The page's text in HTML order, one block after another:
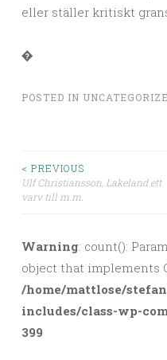
eller ställer kritiskt
�
POSTED IN
Post
< PREVIOUS
Ulf Christiansson, Lakeland ett
varv till m.m.
Warning: count():
object that implements
/home/mattlose/
includes/class-wp-
399